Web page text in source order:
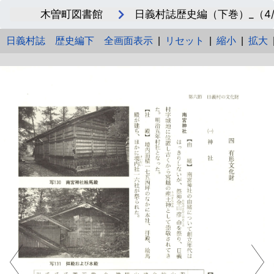
木曽町図書館 日義村誌歴史編（下巻）_（